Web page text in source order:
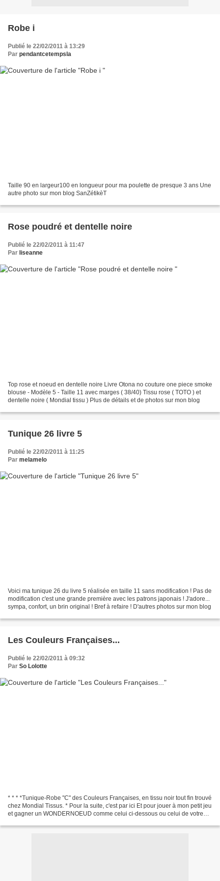
Robe i
Publié le 22/02/2011 à 13:29
Par pendantcetempsla
Taille 90 en largeur100 en longueur pour ma poulette de presque 3 ans Une
autre photo sur mon blog SanZétikèT
Rose poudré et dentelle noire
Publié le 22/02/2011 à 11:47
Par liseanne
Top rose et noeud en dentelle noire Livre Otona no couture one piece smoke
blouse - Modèle 5 - Taille 11 avec marges ( 38/40) Tissu rose ( TOTO ) et
dentelle noire ( Mondial tissu ) Plus de détails et de photos sur mon blog
Tunique 26 livre 5
Publié le 22/02/2011 à 11:25
Par melamelo
Voici ma tunique 26 du livre 5 réalisée en taille 11 sans modification ! Pas de
modification c'est une grande première avec les patrons japonais ! J'adore...
sympa, confort, un brin original ! Bref à refaire ! D'autres photos sur mon blog
Les Couleurs Françaises...
Publié le 22/02/2011 à 09:32
Par So Lolotte
* * * *Tunique-Robe "C" des Couleurs Françaises, en tissu noir tout fin trouvé
chez Mondial Tissus. * Pour la suite, c'est par ici Et pour jouer à mon petit jeu
et gagner un WONDERNOEUD comme celui ci-dessous ou celui de votre